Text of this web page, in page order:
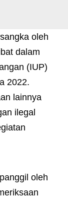
oleh
dalam
(IUP)
2022.
lainnya
ilegal
oleh